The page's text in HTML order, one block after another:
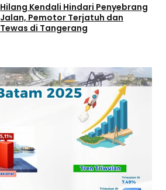
Hilang Kendali Hindari Penyebrang
Jalan, Pemotor Terjatuh dan
Tewas di Tangerang